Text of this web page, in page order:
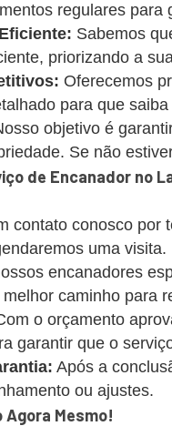
regulares
Sabemos
priorizando a
Oferecemos
para que
objetivo é
Se não
de Encanador no
contato conosco por
uma visita.
encanadores
caminho para
o orçamento
garantir que o
Após a
ou ajustes.
Mesmo!